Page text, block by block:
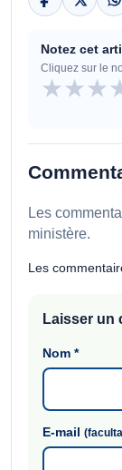
Notez cet
Cliquez sur le
★★★
Les
ministère.
Les
Laisser un
Nom*
E-mail